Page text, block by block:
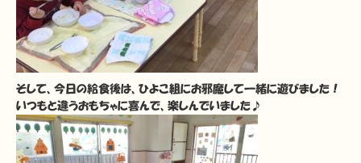
そして、今日の給食後は、ひよこ組にお邪魔して一緒に遊びました！
いつもと違うおもちゃに喜んで、楽しんでいました♪